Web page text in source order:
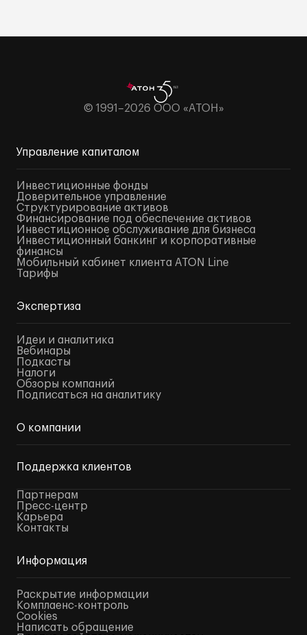
© 1991–2026 ООО «АТОН»
Управление капиталом
Инвестиционные фонды
Доверительное управление
Структурирование активов
Финансирование под обеспечение активов
Инвестиционное обслуживание для бизнеса
Инвестиционный банкинг и корпоративные
финансы
Мобильный кабинет клиента ATON Line
Тарифы
Экспертиза
Идеи и аналитика
Вебинары
Подкасты
Налоги
Обзоры компаний
Подписаться на аналитику
О компании
Поддержка клиентов
Партнерам
Пресс-центр
Карьера
Контакты
Информация
Раскрытие информации
Комплаенс-контроль
Cookies
Написать обращение